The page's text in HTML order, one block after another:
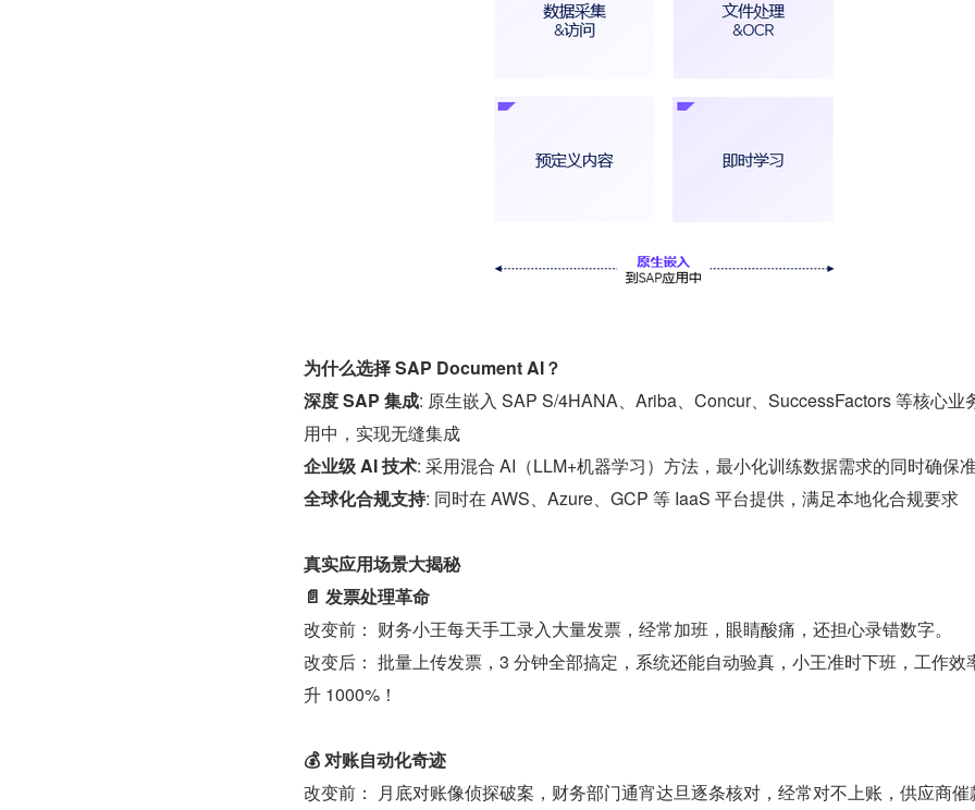
为什么选择 SAP Document AI？
深度 SAP 集成: 原生嵌入 SAP S/4HANA、Ariba、Concur、SuccessFactors 等核心业
用中，实现无缝集成
企业级 AI 技术: 采用混合 AI（LLM+机器学习）方法，最小化训练数据需求的同时确保
全球化合规支持: 同时在 AWS、Azure、GCP 等 IaaS 平台提供，满足本地化合规要求
真实应用场景大揭秘
📄 发票处理革命
改变前： 财务小王每天手工录入大量发票，经常加班，眼睛酸痛，还担心录错数字。
改变后： 批量上传发票，3 分钟全部搞定，系统还能自动验真，小王准时下班，工作效
升 1000%！
💰 对账自动化奇迹
改变前： 月底对账像侦探破案，财务部门通宵达旦逐条核对，经常对不上账，供应商催